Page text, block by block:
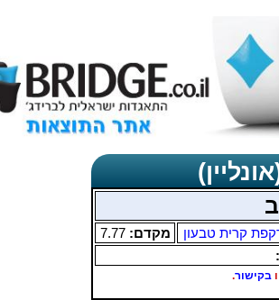
קרית טבעון מקדם:7.77
בקישור.